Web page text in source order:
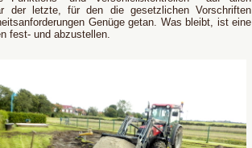
der letzte, für den die gesetzlichen Vorschriften
Genüge getan. Was bleibt, ist eine
fest- und abzustellen.